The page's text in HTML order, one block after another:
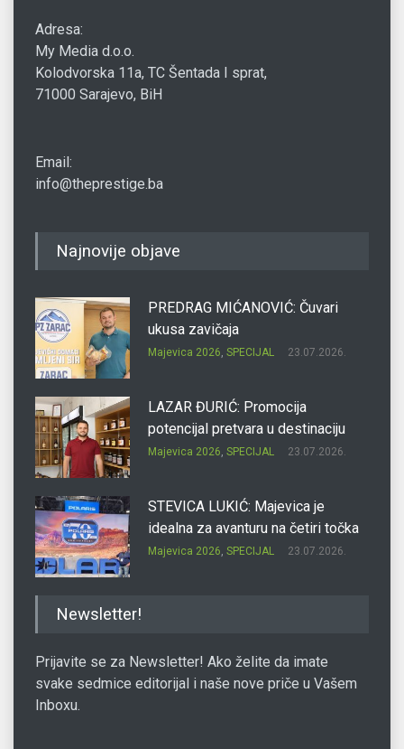
Adresa:
My Media d.o.o.
Kolodvorska 11a, TC Šentada I sprat,
71000 Sarajevo, BiH
Email:
info@theprestige.ba
Najnovije objave
PREDRAG MIĆANOVIĆ: Čuvari
ukusa zavičaja
Majevica 2026, SPECIJAL 23.07.2026.
LAZAR ĐURIĆ: Promocija
potencijal pretvara u destinaciju
Majevica 2026, SPECIJAL 23.07.2026.
STEVICA LUKIĆ: Majevica je
idealna za avanturu na četiri točka
Majevica 2026, SPECIJAL 23.07.2026.
Newsletter!
Prijavite se za Newsletter! Ako želite da imate
svake sedmice editorijal i naše nove priče u Vašem
Inboxu.